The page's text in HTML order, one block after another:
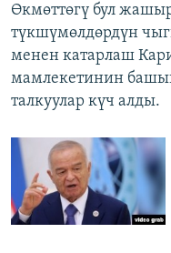
Өкмөттөгү бул
түкшүмөлдөрдүн
менен катарлаш
мамлекетинин
талкуулар күч алды.